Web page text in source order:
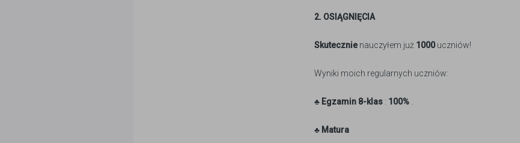
2. OSIĄGNIĘCIA
Skutecznienauczyłem już 1000uczniów!
Wyniki moich regularnych uczniów:
♣ Egzamin 8-klas : 100%
♣ Matura